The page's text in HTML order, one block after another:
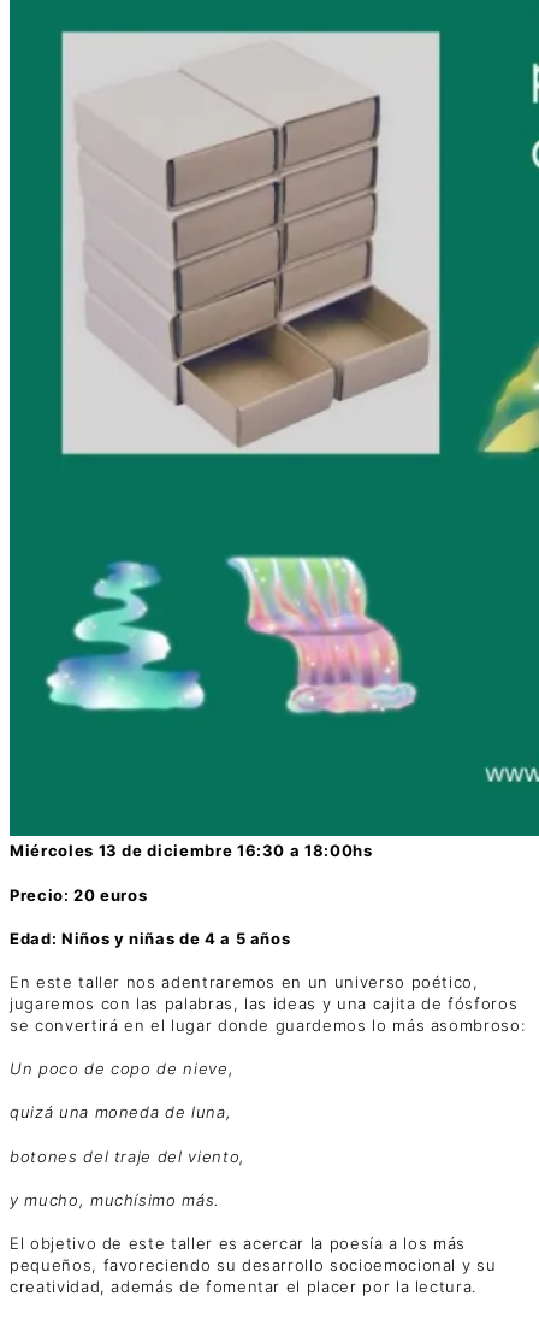
Miércoles 13 de diciembre 16:30 a 18:00hs
Precio: 20 euros
Edad: Niños y niñas de 4 a 5 años
En este taller nos adentraremos en un universo poético,
jugaremos con las palabras, las ideas y una cajita de fósforos
se convertirá en el lugar donde guardemos lo más asombroso:
Un poco de copo de nieve,
quizá una moneda de luna,
botones del traje del viento,
y mucho, muchísimo más.
El objetivo de este taller es acercar la poesía a los más
pequeños, favoreciendo su desarrollo socioemocional y su
creatividad, además de fomentar el placer por la lectura.